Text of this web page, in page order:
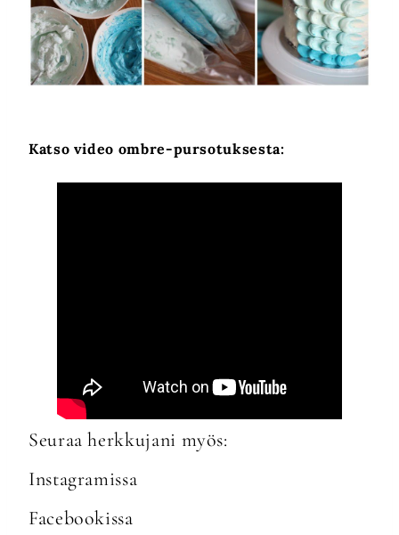
Katso video ombre-pursotuksesta:
Seuraa herkkujani myös:
Instagramissa
Facebookissa